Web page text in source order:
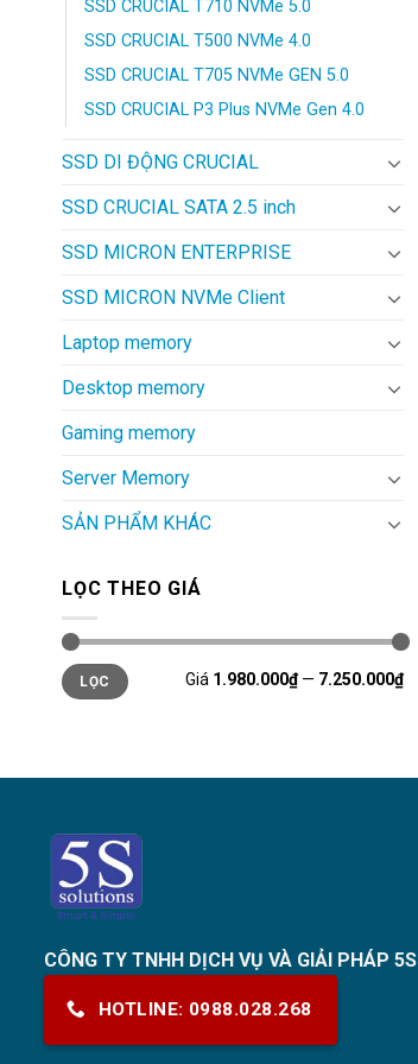
SSD CRUCIAL T710 NVMe 5.0
SSD CRUCIAL T500 NVMe 4.0
SSD CRUCIAL T705 NVMe GEN 5.0
SSD CRUCIAL P3 Plus NVMe Gen 4.0
SSD DI ĐỘNG CRUCIAL
SSD CRUCIAL SATA 2.5 inch
SSD MICRON ENTERPRISE
SSD MICRON NVMe Client
Laptop memory
Desktop memory
Gaming memory
Server Memory
SẢN PHẨM KHÁC
LỌC THEO GIÁ
Giá
thấp
nhất
Giá
cao
nhất
LỌC Giá 1.980.000₫— 7.250.000₫
CÔNG TY TNHH DỊCH VỤ VÀ GIẢI PHÁP 5S
HOTLINE: 0988.028.268